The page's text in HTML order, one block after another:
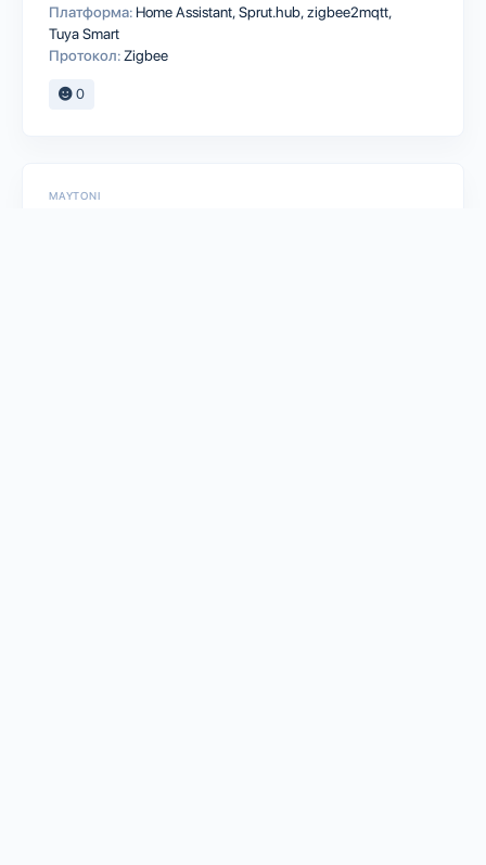
Платформа: Home AssistantSprut.hubzigbee2mqtt
Tuya Smart
Протокол: Zigbee
0
MAYTONI